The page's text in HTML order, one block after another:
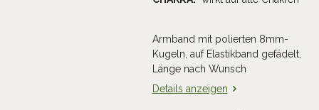
Armband mit polierten 8mm-
Kugeln, auf Elastikband gefädelt,
Länge nach Wunsch
Details anzeigen